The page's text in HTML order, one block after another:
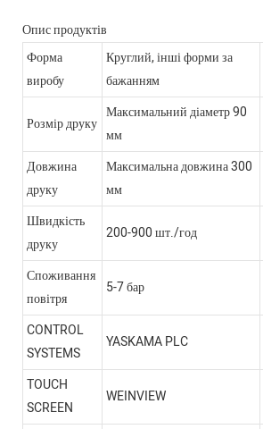
Опис продуктів
Форма
виробу
Круглий, інші форми за
бажанням
Розмір друку
Максимальний діаметр 90
мм
Довжина
друку
Максимальна довжина 300
мм
Швидкість
друку
200-900 шт./год
Споживання
повітря
5-7 бар
CONTROL
SYSTEMS
YASKAMA PLC
TOUCH
SCREEN
WEINVIEW